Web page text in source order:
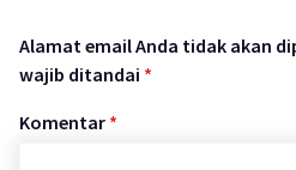
Alamat email Anda tidak akan
wajib ditandai *
Komentar *